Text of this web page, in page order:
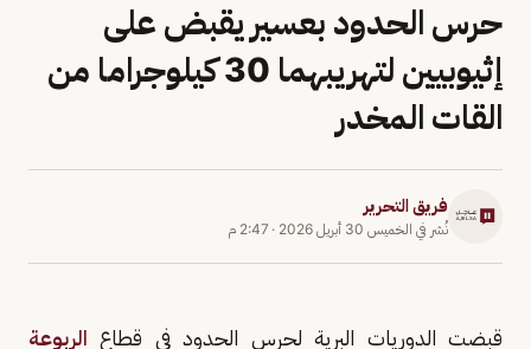
حرس الحدود بعسير يقبض على
إثيوبيين لتهريبهما 30 كيلوجراما من
القات المخدر
فريق التحرير
نُشر في الخميس 30 أبريل 2026 · 2:47 م
قبضت الدوريات البرية لحرس الحدود في قطاع الربوعة